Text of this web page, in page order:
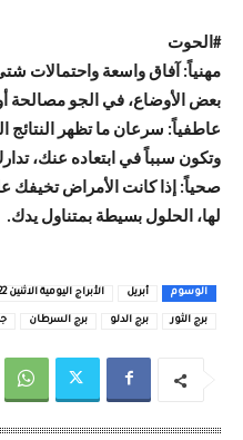
#الحوت
مهنياً: آفاق واسعة واحتمالات
بعض الأوضاع، في الجو مصالحة
عاطفياً: سرعان ما تظهر النتائج
وتكون سبباً في ابتعاده عنك،
صحياً: إذا كانت الأمراض تخيفك
لها، الحلول بسيطة بمتناول يدك.
الوسوم أبريل الأبراج اليومية الاثنين 22 نيسان (أبريل) 2019م
برج الثور برج الدلو برج السرطان